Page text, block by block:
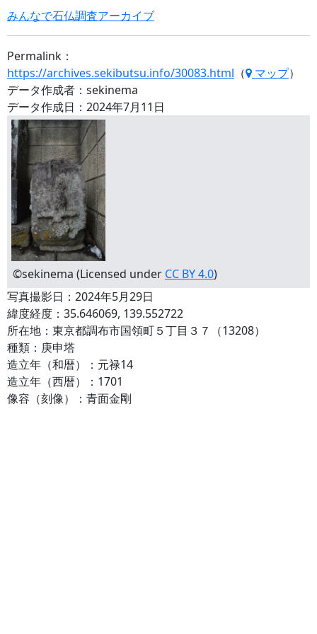
みんなで石仏調査アーカイブ
Permalink：
https://archives.sekibutsu.info/30083.html （ マップ）
データ作成者：sekinema
データ作成日：2024年7月11日
©sekinema (Licensed under CC BY 4.0)
写真撮影日：2024年5月29日
緯度経度：35.646069, 139.552722
所在地：東京都調布市国領町５丁目３７（13208）
種類：庚申塔
造立年（和暦）：元禄14
造立年（西暦）：1701
像容（刻像）：青面金剛